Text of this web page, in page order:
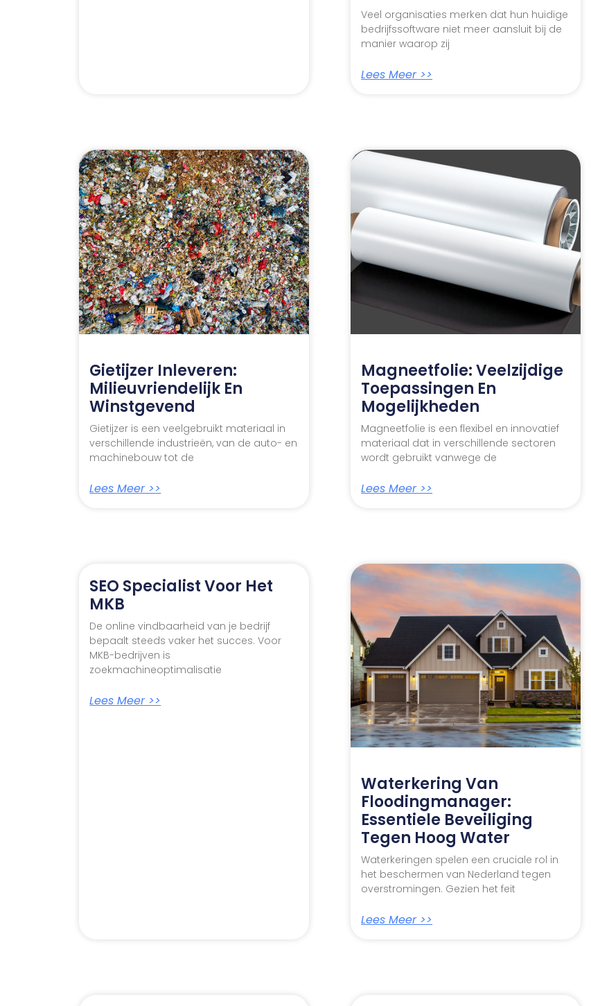
Veel organisaties merken dat hun huidige
bedrijfssoftware niet meer aansluit bij de
manier waarop zij
Lees Meer >>
Gietijzer Inleveren:
Milieuvriendelijk En
Winstgevend
Gietijzer is een veelgebruikt materiaal in
verschillende industrieën, van de auto- en
machinebouw tot de
Lees Meer >>
Magneetfolie: Veelzijdige
Toepassingen En
Mogelijkheden
Magneetfolie is een flexibel en innovatief
materiaal dat in verschillende sectoren
wordt gebruikt vanwege de
Lees Meer >>
SEO Specialist Voor Het
MKB
De online vindbaarheid van je bedrijf
bepaalt steeds vaker het succes. Voor
MKB-bedrijven is
zoekmachineoptimalisatie
Lees Meer >>
Waterkering Van
Floodingmanager:
Essentiele Beveiliging
Tegen Hoog Water
Waterkeringen spelen een cruciale rol in
het beschermen van Nederland tegen
overstromingen. Gezien het feit
Lees Meer >>